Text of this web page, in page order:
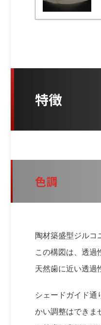
特徴
色調
陶材築盛型ジルコ
この構図は、透過
天然歯に近い透過
シェードガイド通
かい調整はできま